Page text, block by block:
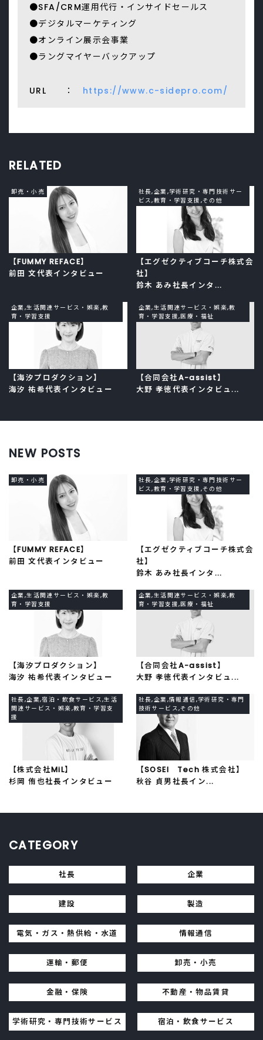
●SFA/CRM運用代行・インサイドセールス
●デジタルマーケティング
●オンライン展示会事業
●ラングマイヤーバックアップ
URL ： https://www.c-sidepro.com/
RELATED
卸売・小売
【FUMMY REFACE】
前田 文代表インタビュー
社長,企業,学術研究・専門技術サー
ビス,教育・学習支援,その他
【エグゼクティブコーチ株式会
社】
鈴木 あみ社長インタ...
企業,生活関連サービス・娯楽,教
育・学習支援
【海汐プロダクション】
海汐 祐希代表インタビュー
企業,生活関連サービス・娯楽,教
育・学習支援,医療・福祉
【合同会社A-assist】
大野 孝徳代表インタビュ...
NEW POSTS
卸売・小売
【FUMMY REFACE】
前田 文代表インタビュー
社長,企業,学術研究・専門技術サー
ビス,教育・学習支援,その他
【エグゼクティブコーチ株式会
社】
鈴木 あみ社長インタ...
企業,生活関連サービス・娯楽,教
育・学習支援
【海汐プロダクション】
海汐 祐希代表インタビュー
企業,生活関連サービス・娯楽,教
育・学習支援,医療・福祉
【合同会社A-assist】
大野 孝徳代表インタビュ...
社長,企業,宿泊・飲食サービス,生活
関連サービス・娯楽,教育・学習支
援
【株式会社MiL】
杉岡 侑也社長インタビュー
社長,企業,情報通信,学術研究・専門
技術サービス,その他
【SOSEI Tech 株式会社】
秋谷 貞男社長イン...
CATEGORY
社長 企業
建設 製造
電気・ガス・熱供給・水道 情報通信
運輸・郵便 卸売・小売
金融・保険 不動産・物品賃貸
学術研究・専門技術サービス 宿泊・飲食サービス